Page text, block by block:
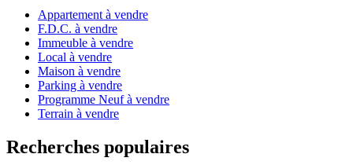
Appartement à vendre
F.D.C. à vendre
Immeuble à vendre
Local à vendre
Maison à vendre
Parking à vendre
Programme Neuf à vendre
Terrain à vendre
Recherches populaires